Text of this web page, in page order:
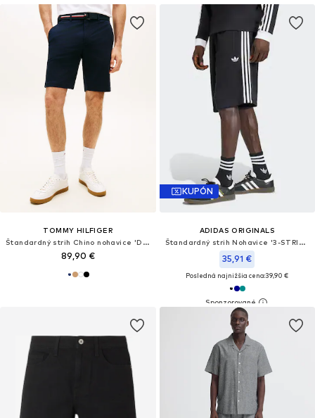
TOMMY HILFIGER
Štandardný strih Chino nohavice 'Denton Ess'
89,90 €
KUPÓN
ADIDAS ORIGINALS
Štandardný strih Nohavice '3-STRIPES'
35,91 €
Posledná najnižšia cena:39,90 €